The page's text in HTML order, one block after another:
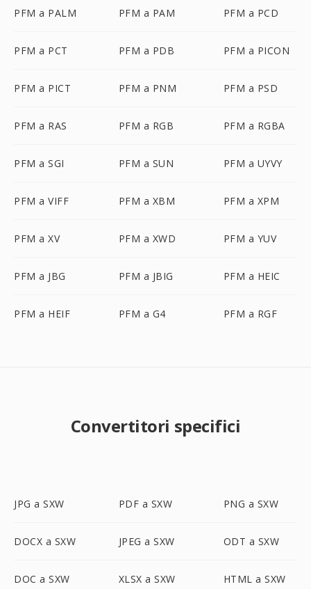
PFM a PALM PFM a PAM PFM a PCD
PFM a PCT PFM a PDB PFM a PICON
PFM a PICT PFM a PNM PFM a PSD
PFM a RAS PFM a RGB PFM a RGBA
PFM a SGI PFM a SUN PFM a UYVY
PFM a VIFF PFM a XBM PFM a XPM
PFM a XV PFM a XWD PFM a YUV
PFM a JBG PFM a JBIG PFM a HEIC
PFM a HEIF PFM a G4 PFM a RGF
Convertitori specifici
JPG a SXW PDF a SXW PNG a SXW
DOCX a SXW JPEG a SXW ODT a SXW
DOC a SXW XLSX a SXW HTML a SXW